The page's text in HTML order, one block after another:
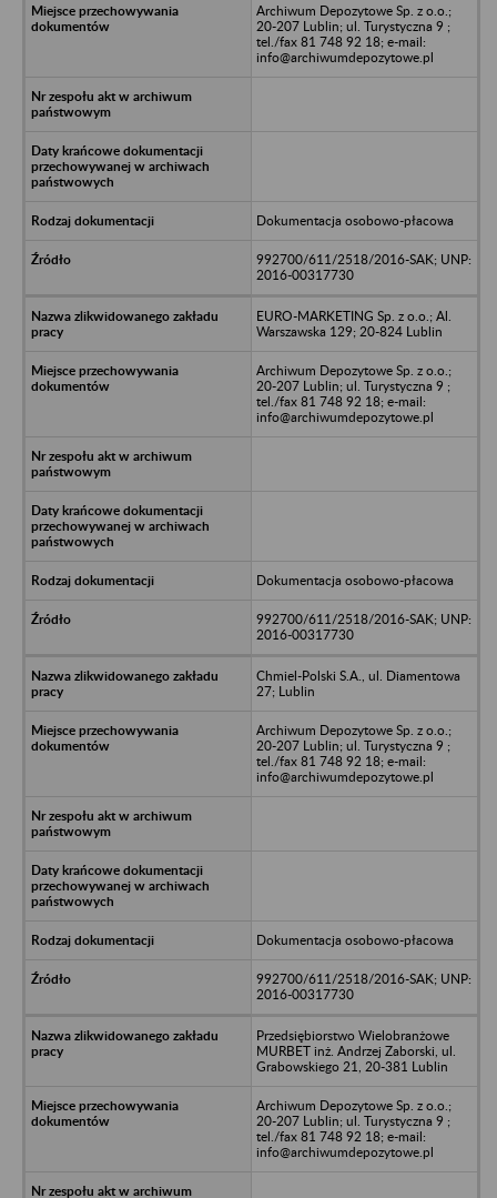
Archiwum Depozytowe Sp. z o.o.;
20-207 Lublin; ul. Turystyczna 9 ;
tel./fax 81 748 92 18; e-mail:
info@archiwumdepozytowe.pl
Dokumentacja osobowo-płacowa
992700/611/2518/2016-SAK; UNP:
2016-00317730
EURO-MARKETING Sp. z o.o.; Al.
Warszawska 129; 20-824 Lublin
Archiwum Depozytowe Sp. z o.o.;
20-207 Lublin; ul. Turystyczna 9 ;
tel./fax 81 748 92 18; e-mail:
info@archiwumdepozytowe.pl
Dokumentacja osobowo-płacowa
992700/611/2518/2016-SAK; UNP:
2016-00317730
Chmiel-Polski S.A., ul. Diamentowa
27; Lublin
Archiwum Depozytowe Sp. z o.o.;
20-207 Lublin; ul. Turystyczna 9 ;
tel./fax 81 748 92 18; e-mail:
info@archiwumdepozytowe.pl
Dokumentacja osobowo-płacowa
992700/611/2518/2016-SAK; UNP:
2016-00317730
Przedsiębiorstwo Wielobranżowe
MURBET inż. Andrzej Zaborski, ul.
Grabowskiego 21, 20-381 Lublin
Archiwum Depozytowe Sp. z o.o.;
20-207 Lublin; ul. Turystyczna 9 ;
tel./fax 81 748 92 18; e-mail:
info@archiwumdepozytowe.pl